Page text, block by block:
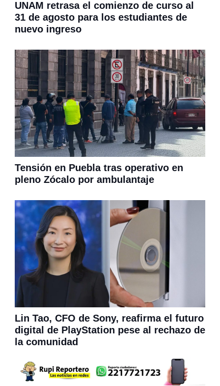
UNAM retrasa el comienzo de curso al
31 de agosto para los estudiantes de
nuevo ingreso
Tensión en Puebla tras operativo en
pleno Zócalo por ambulantaje
Lin Tao, CFO de Sony, reafirma el futuro
digital de PlayStation pese al rechazo de
la comunidad